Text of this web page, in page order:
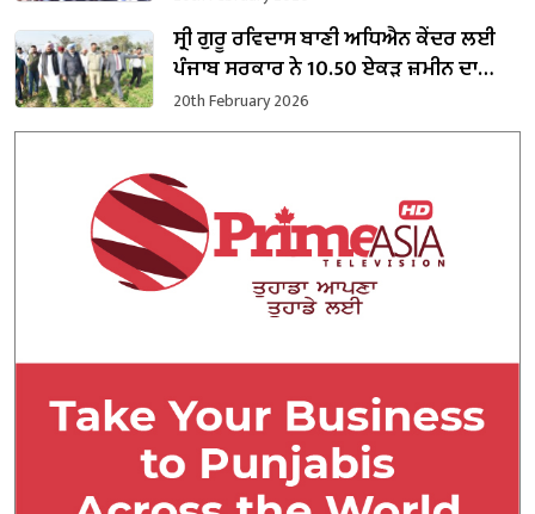
ਸ੍ਰੀ ਗੁਰੂ ਰਵਿਦਾਸ ਬਾਣੀ ਅਧਿਐਨ ਕੇਂਦਰ ਲਈ
ਪੰਜਾਬ ਸਰਕਾਰ ਨੇ 10.50 ਏਕੜ ਜ਼ਮੀਨ ਦਾ
ਕਬਜ਼ਾ ਲਿਆ
20th February 2026